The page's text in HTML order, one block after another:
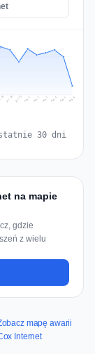
Jul 30 Jul 31 Aug 1 Aug 2 Aug 3 Aug 4 Aug 5 Aug 6
30 dni
na mapie
gdzie
z wielu
mapę awarii
Internet